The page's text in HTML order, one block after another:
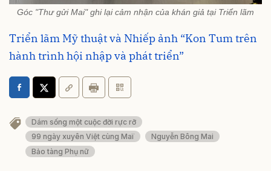
Góc "Thư gửi Mai" ghi lại cảm nhận của khán giả tại Triển lãm
Triển lãm Mỹ thuật và Nhiếp ảnh “Kon Tum trên
hành trình hội nhập và phát triển”
Dám sống một cuộc đời rực rỡ
99 ngày xuyên Việt cùng Maï
Nguyễn Bông Mai
Bảo tàng Phụ nữ